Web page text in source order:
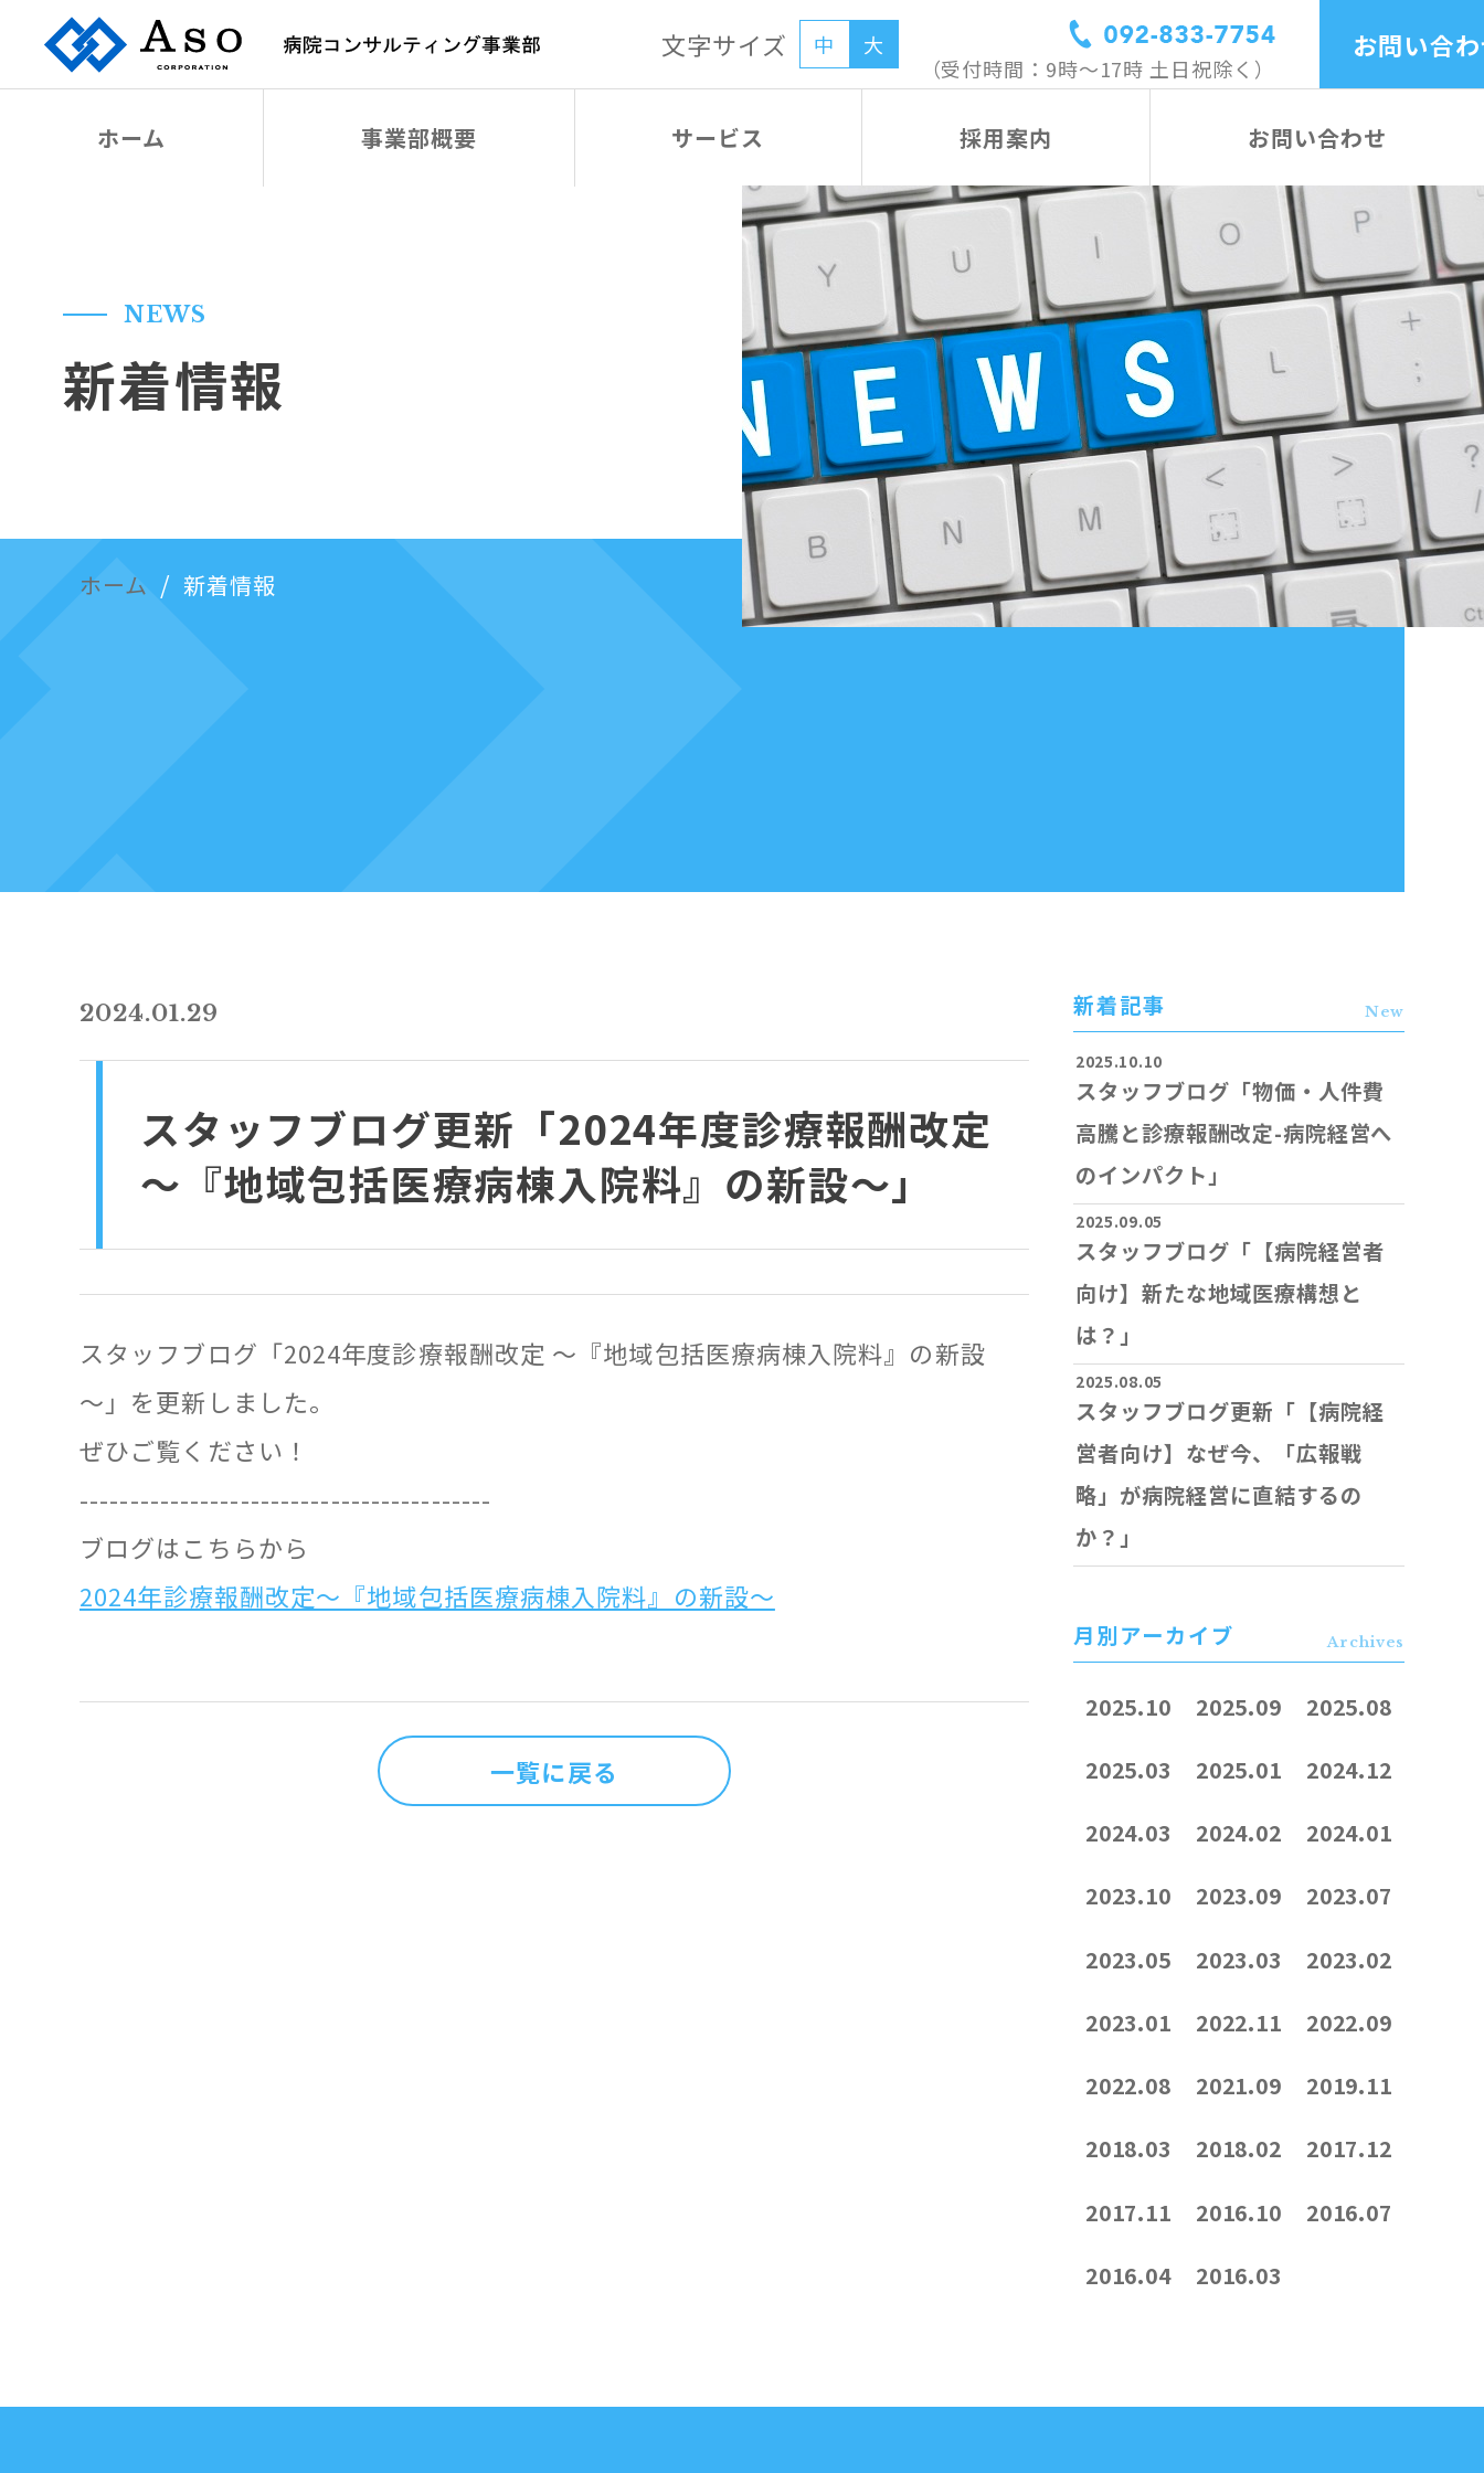
文字サイズ 中
大
（受付時間：9時〜17時 土日祝除く）
お問い合
ホーム 事業部概要 サービス 採用案内 お問い合わせ
NEWS
新着情報
ホーム 新着情報
2024.01.29
スタッフブログ更新「2024年度診療報酬改定
～『地域包括医療病棟入院料』の新設～」
スタッフブログ「2024年度診療報酬改定 ～『地域包括医療病棟入院料』の新設
～」を更新しました。
ぜひご覧ください！
-----------------------------------------
ブログはこちらから
2024年診療報酬改定～『地域包括医療病棟入院料』の新設～
一覧に戻る
新着記事 New
2025.10.10
スタッフブログ「物価・人件費
高騰と診療報酬改定-病院経営へ
のインパクト」
2025.09.05
スタッフブログ「【病院経営者
向け】新たな地域医療構想と
は？」
2025.08.05
スタッフブログ更新「【病院経
営者向け】なぜ今、「広報戦
略」が病院経営に直結するの
か？」
月別アーカイブ Archives
2025.10 2025.09 2025.08
2025.03 2025.01 2024.12
2024.03 2024.02 2024.01
2023.10 2023.09 2023.07
2023.05 2023.03 2023.02
2023.01 2022.11 2022.09
2022.08 2021.09 2019.11
2018.03 2018.02 2017.12
2017.11 2016.10 2016.07
2016.04 2016.03